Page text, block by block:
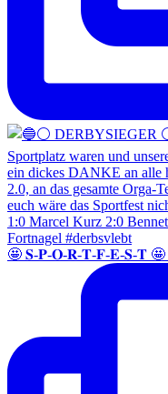
🤩 𝐒-𝐏-𝐎-𝐑-𝐓-𝐅-𝐄-𝐒-𝐓 🤩